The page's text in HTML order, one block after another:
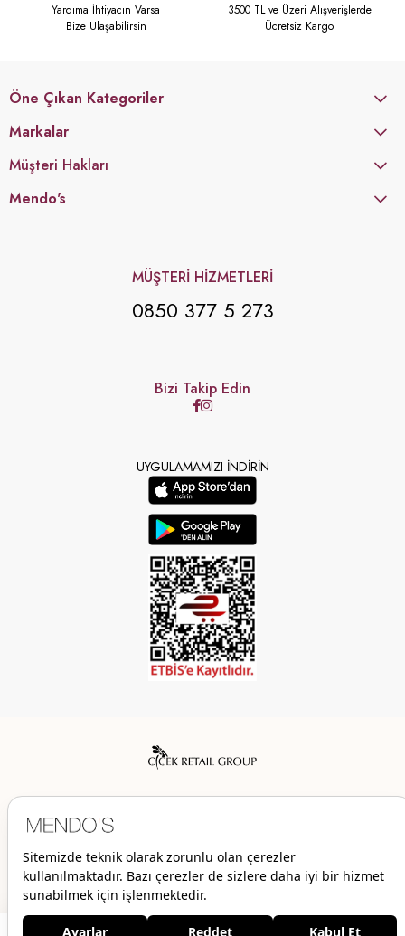
Yardıma İhtiyacın Varsa
Bize Ulaşabilirsin
3500 TL ve Üzeri Alışverişlerde
Ücretsiz Kargo
Öne Çıkan Kategoriler
Markalar
Müşteri Hakları
Mendo's
MÜŞTERİ HİZMETLERİ
0850 377 5 273
Bizi Takip Edin
UYGULAMAMIZI İNDİRİN
© 2026 Mendo’s | Her hakkı saklıdır.
1.679,00 TL